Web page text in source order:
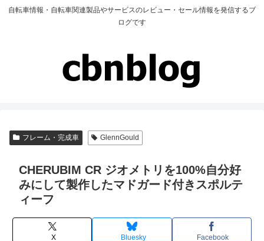
自転車情報・自転車関連製品やサービスのレビュー・セール情報を発信するブ
ログです
フレーム・完成車 GlennGould
CHERUBIM CR ジオメトリを100%自分好
みにして製作したマドガード付きスポルテ
ィーフ
X Bluesky Facebook